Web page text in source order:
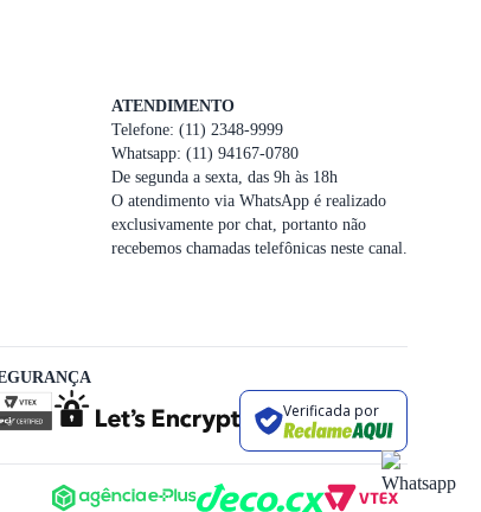
ATENDIMENTO
Telefone: (11) 2348-9999
Whatsapp: (11) 94167-0780
De segunda a sexta, das 9h às 18h
O atendimento via WhatsApp é realizado
exclusivamente por chat, portanto não
recebemos chamadas telefônicas neste canal.
Verificada por